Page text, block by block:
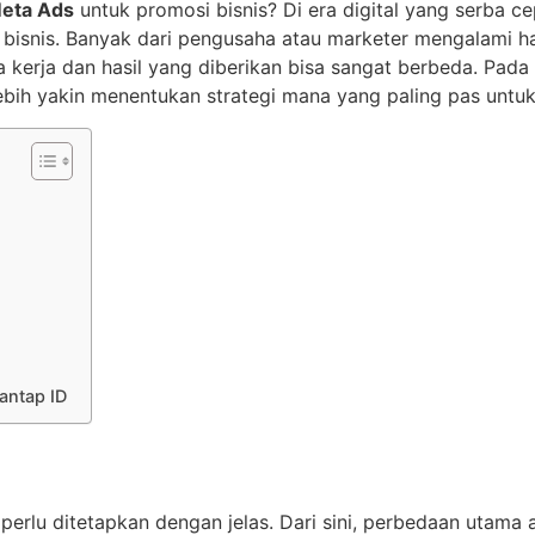
Ads untuk promosi bisnis? Di era digital yang serba
Banyak dari pengusaha atau marketer mengalami
dan hasil yang diberikan bisa sangat berbeda.
yakin menentukan strategi mana yang paling pas
ID
ditetapkan dengan jelas. Dari sini, perbedaan